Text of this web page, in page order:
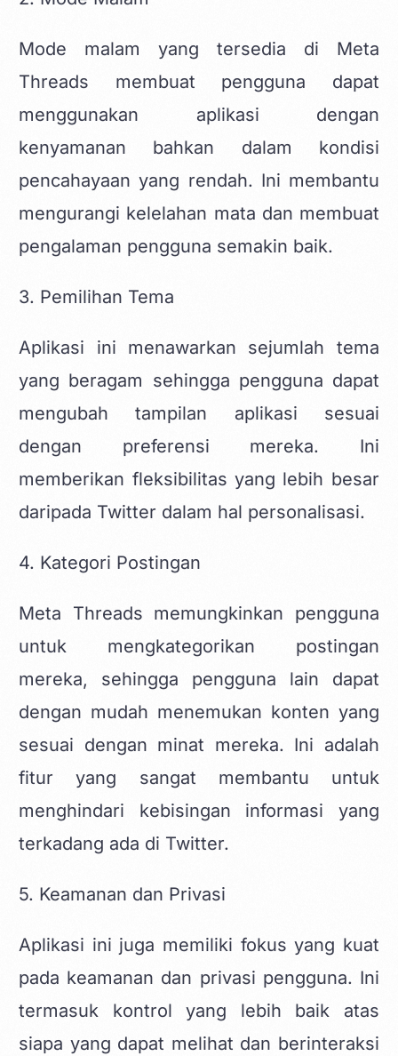
Mode malam yang tersedia di Meta
Threads membuat pengguna dapat
menggunakan aplikasi dengan
kenyamanan bahkan dalam kondisi
pencahayaan yang rendah. Ini membantu
mengurangi kelelahan mata dan membuat
pengalaman pengguna semakin baik.
3. Pemilihan Tema
Aplikasi ini menawarkan sejumlah tema
yang beragam sehingga pengguna dapat
mengubah tampilan aplikasi sesuai
dengan preferensi mereka. Ini
memberikan fleksibilitas yang lebih besar
daripada Twitter dalam hal personalisasi.
4. Kategori Postingan
Meta Threads memungkinkan pengguna
untuk mengkategorikan postingan
mereka, sehingga pengguna lain dapat
dengan mudah menemukan konten yang
sesuai dengan minat mereka. Ini adalah
fitur yang sangat membantu untuk
menghindari kebisingan informasi yang
terkadang ada di Twitter.
5. Keamanan dan Privasi
Aplikasi ini juga memiliki fokus yang kuat
pada keamanan dan privasi pengguna. Ini
termasuk kontrol yang lebih baik atas
siapa yang dapat melihat dan berinteraksi